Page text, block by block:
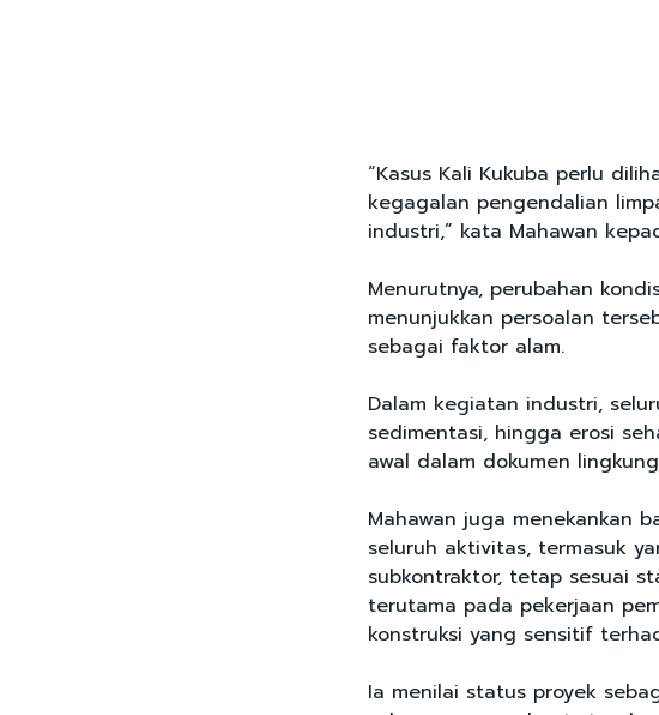
“Kasus Kali Kukuba perlu
kegagalan pengendalian
industri,” kata Mahawan
Menurutnya, perubahan
menunjukkan persoalan
sebagai faktor alam.
Dalam kegiatan industri,
sedimentasi, hingga erosi
awal dalam dokumen
Mahawan juga menekankan
seluruh aktivitas, termasuk
subkontraktor, tetap sesuai
terutama pada pekerjaan
konstruksi yang sensitif
Ia menilai status proyek